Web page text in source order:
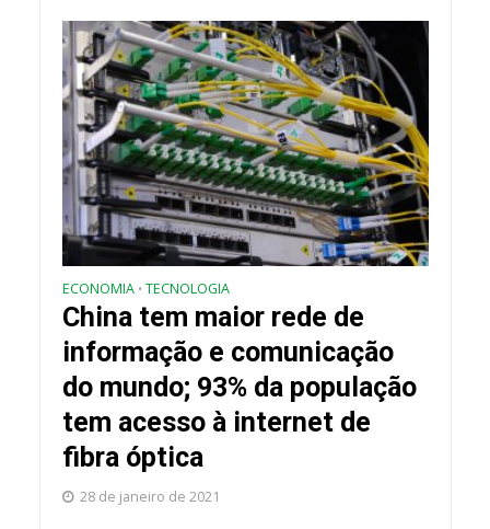
ECONOMIA • TECNOLOGIA
China tem maior rede de
informação e comunicação
do mundo; 93% da população
tem acesso à internet de
fibra óptica
28 de janeiro de 2021